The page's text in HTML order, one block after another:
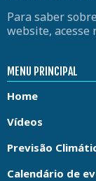
Para saber
website, acesse
MENU PRINCIPAL
Home
Vídeos
Previsão
Calendário de